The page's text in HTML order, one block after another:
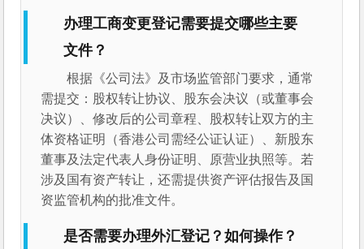
办理工商变更登记需要提交哪些主要
文件？
根据《公司法》及市场监管部门要求，通常
需提交：股权转让协议、股东会决议（或董事会
决议）、修改后的公司章程、股权转让双方的主
体资格证明（香港公司需经公证认证）、新股东
董事及法定代表人身份证明、原营业执照等。若
涉及国有资产转让，还需提供资产评估报告及国
资监管机构的批准文件。
是否需要办理外汇登记？如何操作？